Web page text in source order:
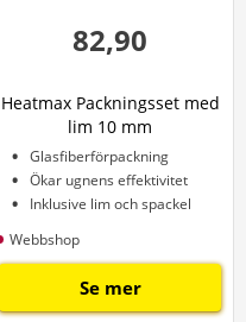
82,90
Heatmax Packningsset med
lim 10 mm
Glasfiberförpackning
Ökar ugnens effektivitet
Inklusive lim och spackel
Webbshop
Se mer